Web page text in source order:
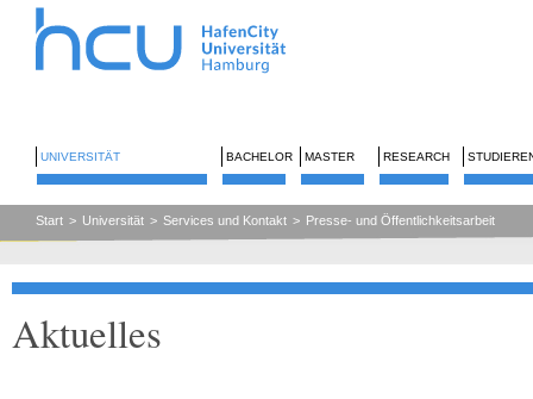
UNIVERSITÄT BACHELOR MASTER RESEARCH
Start > Universität > Services und Kontakt > Presse- und Öffentlichkeitsarbeit
Aktuelles